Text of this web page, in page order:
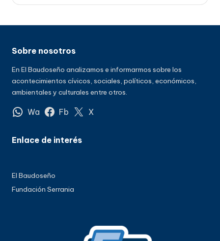
Sobre nosotros
En El Baudoseño analizamos e informarmos sobre los
acontecimientos cívicos, sociales, políticos, económicos,
ambientales y culturales entre otros.
Wa Fb X
Enlace de interés
El Baudoseño
Fundación Serrania